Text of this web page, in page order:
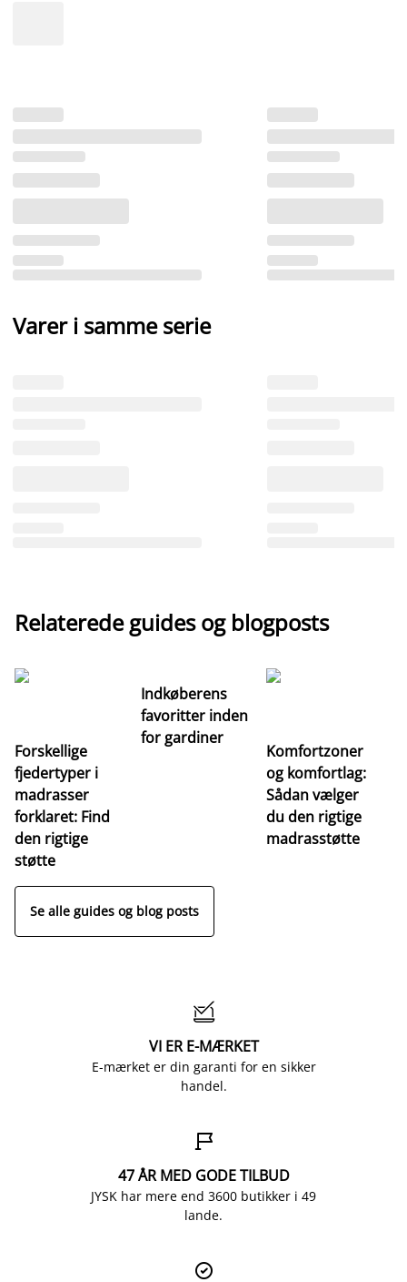
Varer i samme serie
Relaterede guides og blogposts
Forskellige
fjedertyper i
madrasser
forklaret: Find
den rigtige
støtte
Indkøberens
favoritter inden
for gardiner
Komfortzoner
og komfortlag:
Sådan vælger
du den rigtige
madrasstøtte
Se alle guides og blog posts

VI ER E-MÆRKET
E-mærket er din garanti for en sikker
handel.

47 ÅR MED GODE TILBUD
JYSK har mere end 3600 butikker i 49
lande.
